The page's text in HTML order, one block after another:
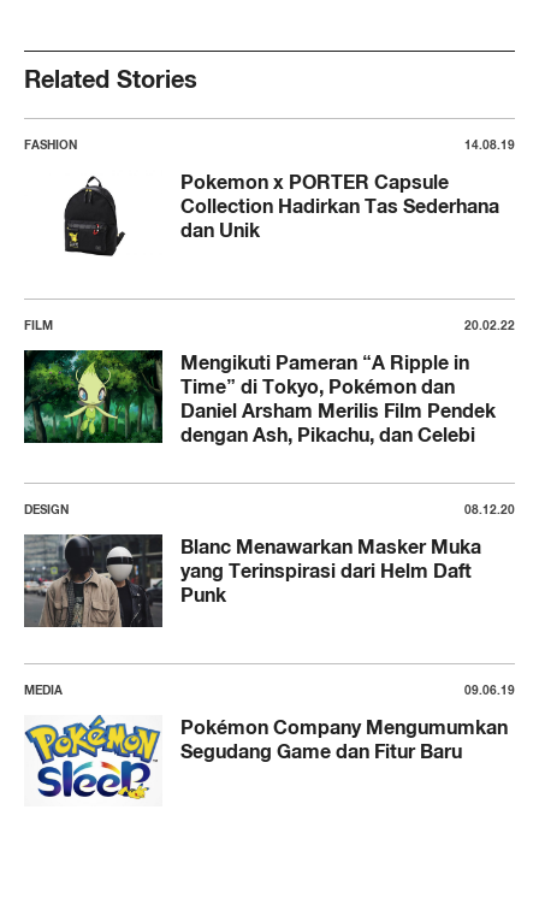
Related Stories
FASHION 14.08.19
Pokemon x PORTER Capsule
Collection Hadirkan Tas Sederhana
dan Unik
FILM 20.02.22
Mengikuti Pameran “A Ripple in
Time” di Tokyo, Pokémon dan
Daniel Arsham Merilis Film Pendek
dengan Ash, Pikachu, dan Celebi
DESIGN 08.12.20
Blanc Menawarkan Masker Muka
yang Terinspirasi dari Helm Daft
Punk
MEDIA 09.06.19
Pokémon Company Mengumumkan
Segudang Game dan Fitur Baru